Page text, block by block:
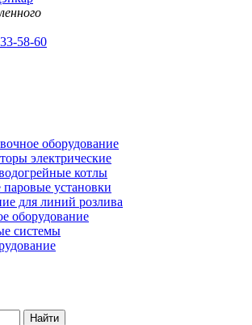
58-60
оборудование
электрические
котлы
установки
для линий розлива
оборудование
системы